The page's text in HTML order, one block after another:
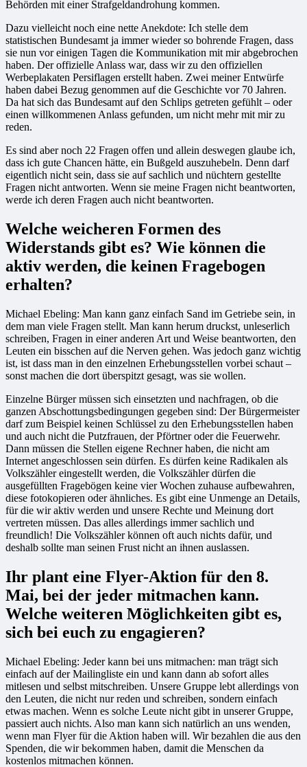
Behörden mit einer Strafgeldandrohung kommen.
Dazu vielleicht noch eine nette Anekdote: Ich stelle dem
statistischen Bundesamt ja immer wieder so bohrende Fragen, dass
sie nun vor einigen Tagen die Kommunikation mit mir abgebrochen
haben. Der offizielle Anlass war, dass wir zu den offiziellen
Werbeplakaten Persiflagen erstellt haben. Zwei meiner Entwürfe
haben dabei Bezug genommen auf die Geschichte vor 70 Jahren.
Da hat sich das Bundesamt auf den Schlips getreten gefühlt – oder
einen willkommenen Anlass gefunden, um nicht mehr mit mir zu
reden.
Es sind aber noch 22 Fragen offen und allein deswegen glaube ich,
dass ich gute Chancen hätte, ein Bußgeld auszuhebeln. Denn darf
eigentlich nicht sein, dass sie auf sachlich und nüchtern gestellte
Fragen nicht antworten. Wenn sie meine Fragen nicht beantworten,
werde ich deren Fragen auch nicht beantworten.
Welche weicheren Formen des
Widerstands gibt es? Wie können die
aktiv werden, die keinen Fragebogen
erhalten?
Michael Ebeling: Man kann ganz einfach Sand im Getriebe sein, in
dem man viele Fragen stellt. Man kann herum druckst, unleserlich
schreiben, Fragen in einer anderen Art und Weise beantworten, den
Leuten ein bisschen auf die Nerven gehen. Was jedoch ganz wichtig
ist, ist dass man in den einzelnen Erhebungsstellen vorbei schaut –
sonst machen die dort überspitzt gesagt, was sie wollen.
Einzelne Bürger müssen sich einsetzten und nachfragen, ob die
ganzen Abschottungsbedingungen gegeben sind: Der Bürgermeister
darf zum Beispiel keinen Schlüssel zu den Erhebungsstellen haben
und auch nicht die Putzfrauen, der Pförtner oder die Feuerwehr.
Dann müssen die Stellen eigene Rechner haben, die nicht am
Internet angeschlossen sein dürfen. Es dürfen keine Radikalen als
Volkszähler eingestellt werden, die Volkszähler dürfen die
ausgefüllten Fragebögen keine vier Wochen zuhause aufbewahren,
diese fotokopieren oder ähnliches. Es gibt eine Unmenge an Details,
für die wir aktiv werden und unsere Rechte und Meinung dort
vertreten müssen. Das alles allerdings immer sachlich und
freundlich! Die Volkszähler können oft auch nichts dafür, und
deshalb sollte man seinen Frust nicht an ihnen auslassen.
Ihr plant eine Flyer-Aktion für den 8.
Mai, bei der jeder mitmachen kann.
Welche weiteren Möglichkeiten gibt es,
sich bei euch zu engagieren?
Michael Ebeling: Jeder kann bei uns mitmachen: man trägt sich
einfach auf der Mailingliste ein und kann dann ab sofort alles
mitlesen und selbst mitschreiben. Unsere Gruppe lebt allerdings von
den Leuten, die nicht nur reden und schreiben, sondern einfach
etwas machen. Wenn es solche Leute nicht gibt in unserer Gruppe,
passiert auch nichts. Also man kann sich natürlich an uns wenden,
wenn man Flyer für die Aktion haben will. Wir bezahlen die aus den
Spenden, die wir bekommen haben, damit die Menschen da
kostenlos mitmachen können.